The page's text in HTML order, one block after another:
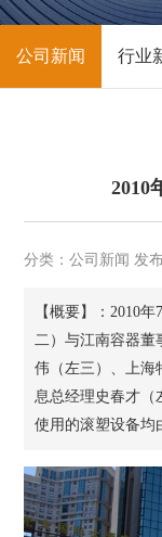
公司新闻 行业
2010
分类：公司新闻 发
【概要】：2010
二）与江南容器董
伟（左三）、上海
息总经理史春才（
使用的滚塑设备均